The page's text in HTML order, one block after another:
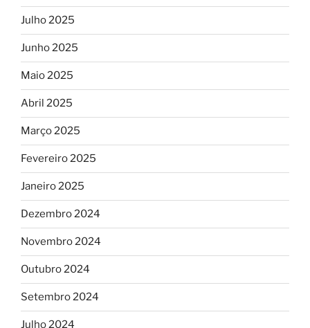
Julho 2025
Junho 2025
Maio 2025
Abril 2025
Março 2025
Fevereiro 2025
Janeiro 2025
Dezembro 2024
Novembro 2024
Outubro 2024
Setembro 2024
Julho 2024